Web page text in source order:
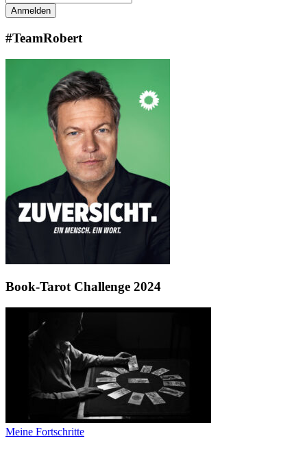
#TeamRobert
Book-Tarot Challenge 2024
Meine Fortschritte